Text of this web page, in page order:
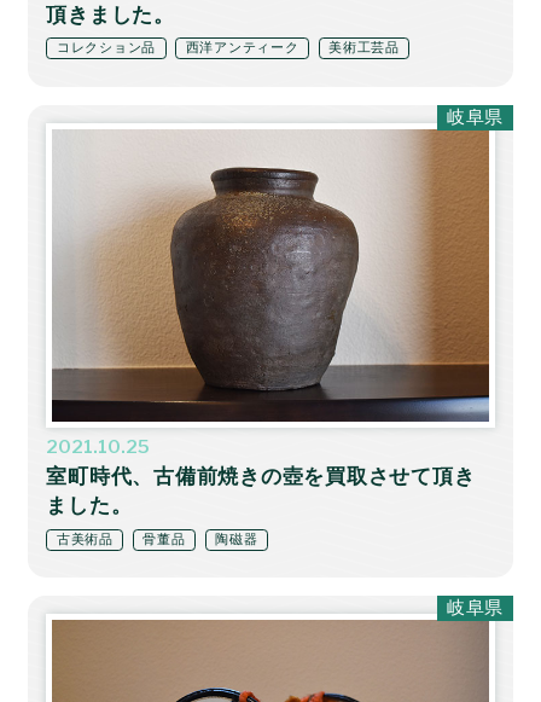
頂きました。
コレクション品 西洋アンティーク 美術工芸品
2021.10.25
室町時代、古備前焼きの壺を買取させて頂き
ました。
古美術品 骨董品 陶磁器
岐阜県
岐阜県